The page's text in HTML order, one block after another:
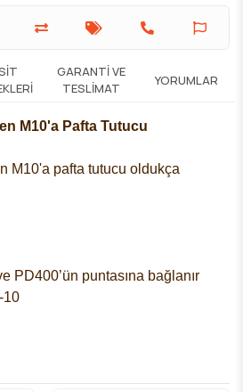
GARANTI VE
TESLIMAT
YORUMLAR
M10'a Pafta Tutucu
M10'a pafta tutucu oldukça
PD400’ün puntasına bağlanır
10